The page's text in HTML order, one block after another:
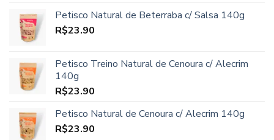
original
atual
Petisco Natural de Beterraba c/ Salsa 140g
R$23.90
Petisco Treino Natural de Cenoura c/ Alecrim
140g
R$23.90
Petisco Natural de Cenoura c/ Alecrim 140g
R$23.90